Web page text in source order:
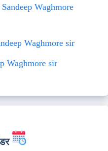
Waghmore
Waghmore sir
Waghmore sir